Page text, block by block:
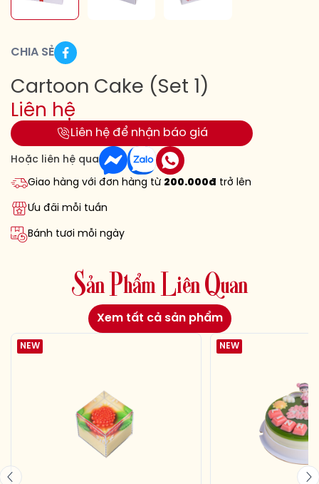
CHIA SẺ
Cartoon Cake (Set 1)
Liên hệ
Liên hệ để nhận báo giá
Hoặc liên hệ qua
Giao hàng với đơn hàng từ 200.000đ trở lên
Ưu đãi mỗi tuần
Bánh tươi mỗi ngày
Sản Phẩm Liên Quan
Xem tất cả sản phẩm
NEW NEW